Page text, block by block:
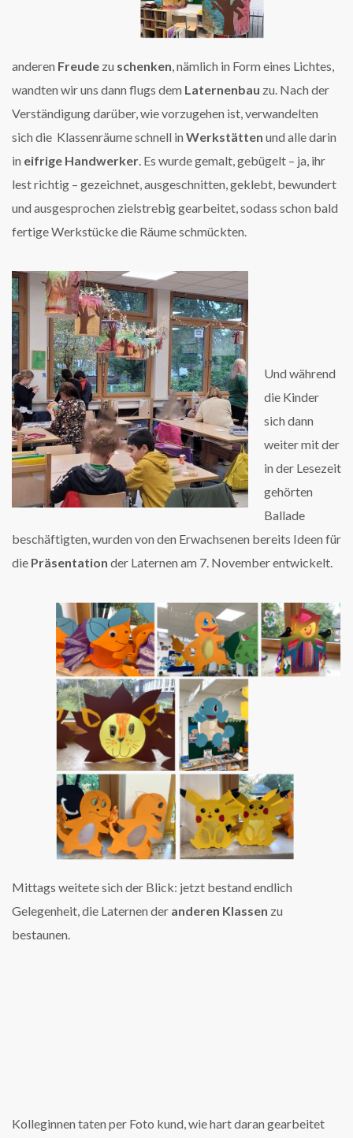
anderen Freude zu schenken , nämlich in Form eines Lichtes,
wandten wir uns dann flugs dem Laternenbau zu. Nach der
Verständigung darüber, wie vorzugehen ist, verwandelten
sich die Klassenräume schnell in Werkstätten und alle darin
in eifrige Handwerker . Es wurde gemalt, gebügelt – ja, ihr
lest richtig – gezeichnet, ausgeschnitten, geklebt, bewundert
und ausgesprochen zielstrebig gearbeitet, sodass schon bald
fertige Werkstücke die Räume schmückten.
Und während
die Kinder
sich dann
weiter mit der
in der Lesezeit
gehörten
Ballade
beschäftigten, wurden von den Erwachsenen bereits Ideen für
die Präsentation der Laternen am 7. November entwickelt.
Mittags weitete sich der Blick: jetzt bestand endlich
Gelegenheit, die Laternen der anderen Klassen zu
bestaunen.
Kolleginnen taten per Foto kund, wie hart daran gearbeitet